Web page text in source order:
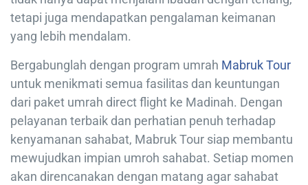
tetapi juga mendapatkan pengalaman keimanan
yang lebih mendalam.
Bergabunglah dengan program umrah Mabruk Tour
untuk menikmati semua fasilitas dan keuntungan
dari paket umrah direct flight ke Madinah. Dengan
pelayanan terbaik dan perhatian penuh terhadap
kenyamanan sahabat, Mabruk Tour siap membantu
mewujudkan impian umroh sahabat. Setiap momen
akan direncanakan dengan matang agar sahabat